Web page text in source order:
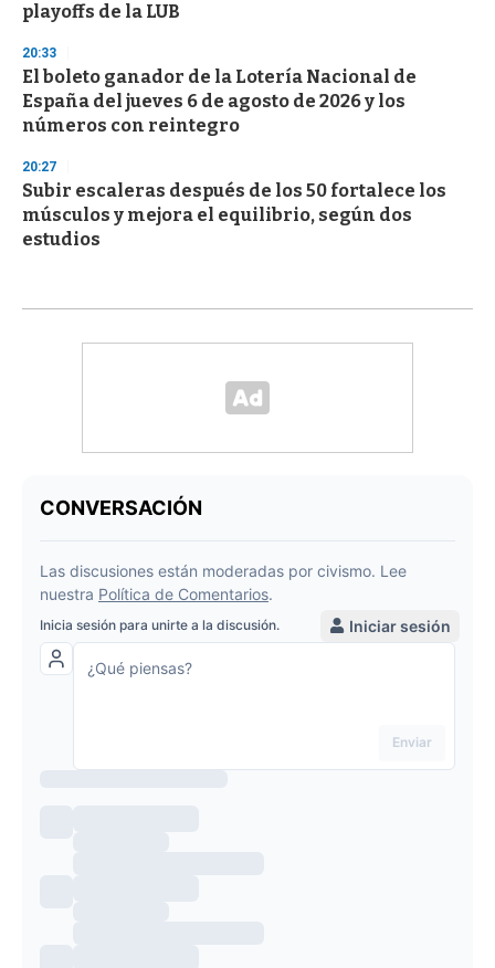
playoffs de la LUB
20:33
El boleto ganador de la Lotería Nacional de
España del jueves 6 de agosto de 2026 y los
números con reintegro
20:27
Subir escaleras después de los 50 fortalece los
músculos y mejora el equilibrio, según dos
estudios